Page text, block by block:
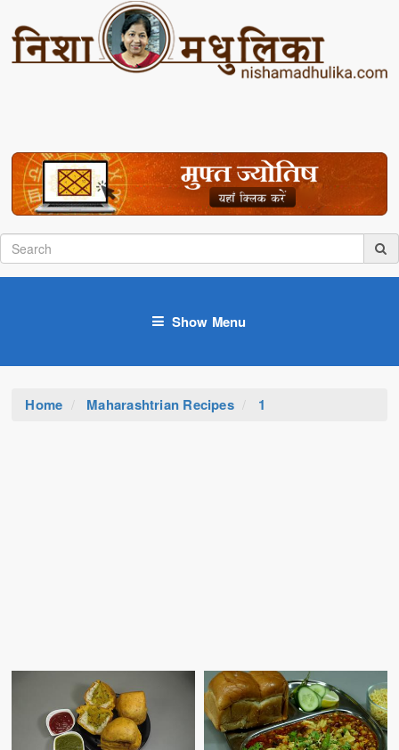
Show Menu
Home Maharashtrian Recipes 1